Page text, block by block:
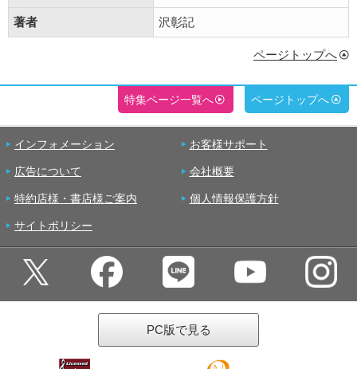
著者 沢彰記
ページトップへ
特集ページ一覧へ ページトップへ
インフォメーション お客様サポート
広告について 会社概要
特約店様・書店様ご案内 個人情報保護方針
サイトポリシー
PC版で見る